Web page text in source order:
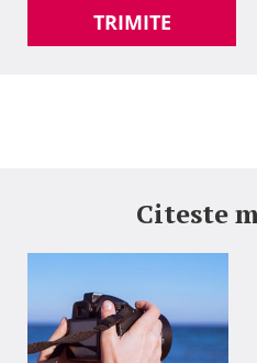
TRIMITE
Citeste